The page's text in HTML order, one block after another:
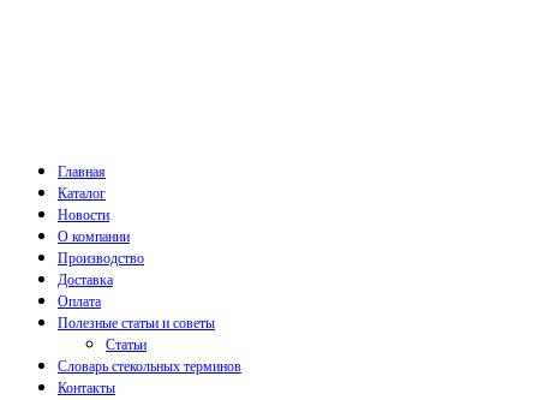
Главная
Каталог
Новости
О компании
Производство
Доставка
Оплата
Полезные статьи и советы
Статьи
Словарь стекольных терминов
Контакты